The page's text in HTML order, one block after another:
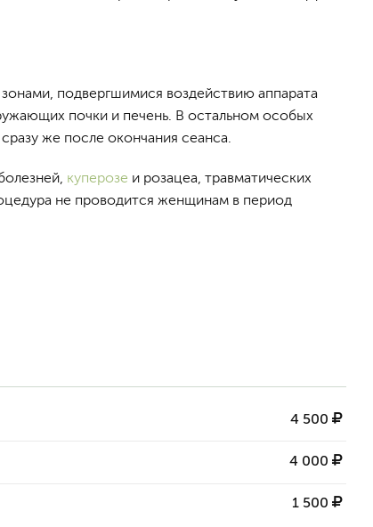
подвергшимися воздействию аппарата
почки и печень. В остальном особых
же после окончания сеанса.
куперозе и розацеа, травматических
не проводится женщинам в период
4 500
4 000
1 500